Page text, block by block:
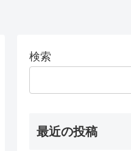
検索
最近の投稿